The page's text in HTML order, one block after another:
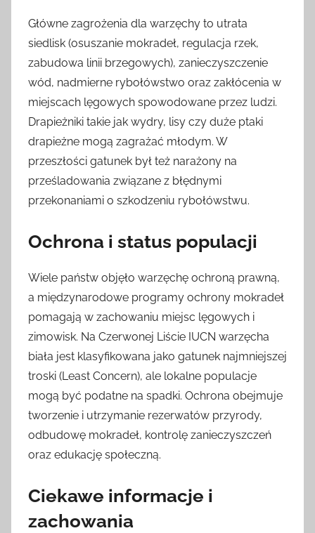
Główne zagrożenia dla warzęchy to utrata
siedlisk (osuszanie mokradeł, regulacja rzek,
zabudowa linii brzegowych), zanieczyszczenie
wód, nadmierne rybołówstwo oraz zakłócenia w
miejscach lęgowych spowodowane przez ludzi.
Drapieżniki takie jak wydry, lisy czy duże ptaki
drapieżne mogą zagrażać młodym. W
przeszłości gatunek był też narażony na
prześladowania związane z błędnymi
przekonaniami o szkodzeniu rybołówstwu.
Ochrona i status populacji
Wiele państw objęło warzęchę ochroną prawną,
a międzynarodowe programy ochrony mokradeł
pomagają w zachowaniu miejsc lęgowych i
zimowisk. Na Czerwonej Liście IUCN warzęcha
biała jest klasyfikowana jako gatunek najmniejszej
troski (Least Concern), ale lokalne populacje
mogą być podatne na spadki. Ochrona obejmuje
tworzenie i utrzymanie rezerwatów przyrody,
odbudowę mokradeł, kontrolę zanieczyszczeń
oraz edukację społeczną.
Ciekawe informacje i
zachowania